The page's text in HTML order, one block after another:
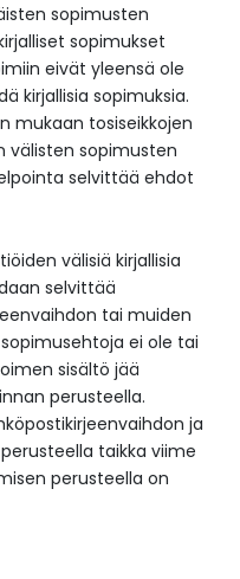
sopimusten
sopimukset
eivät yleensä ole
kirjallisia sopimuksia.
mukaan tosiseikkojen
välisten sopimusten
selvittää ehdot
välisiä kirjallisia
selvittää
tai muiden
ei ole tai
sisältö jää
perusteella.
ja
taikka viime
perusteella on